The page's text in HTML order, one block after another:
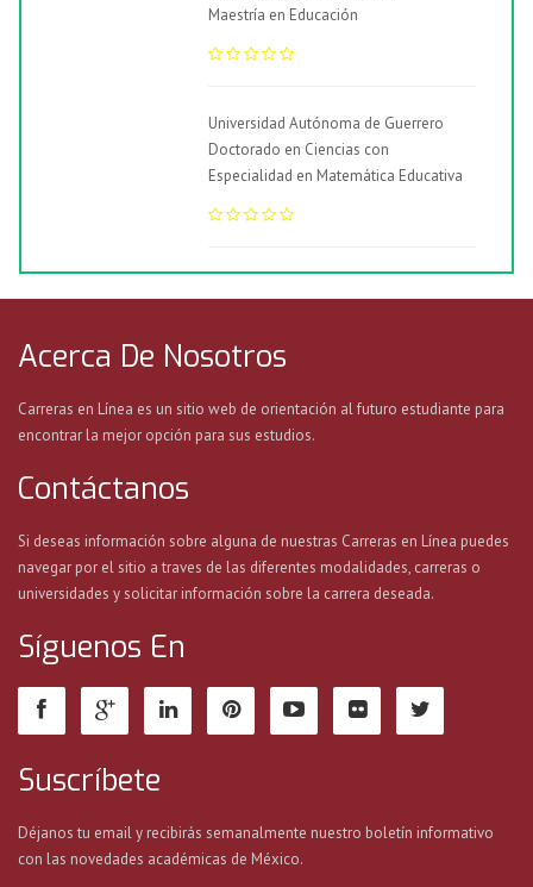
Maestría en Educación
Universidad Autónoma de Guerrero
Doctorado en Ciencias con
Especialidad en Matemática Educativa
Acerca De Nosotros
Carreras en Línea es un sitio web de orientación al futuro estudiante para
encontrar la mejor opción para sus estudios.
Contáctanos
Si deseas información sobre alguna de nuestras Carreras en Línea puedes
navegar por el sitio a traves de las diferentes modalidades, carreras o
universidades y solicitar información sobre la carrera deseada.
Síguenos En
Suscríbete
Déjanos tu email y recibirás semanalmente nuestro boletín informativo
con las novedades académicas de México.